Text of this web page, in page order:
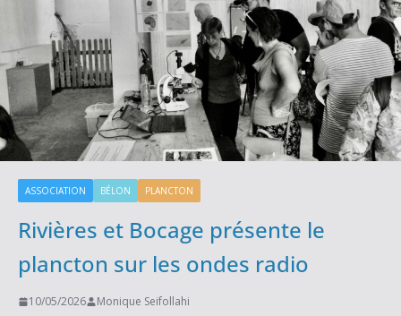
ASSOCIATION BÉLON PLANCTON
Rivières et Bocage présente le
plancton sur les ondes radio
10/05/2026 Monique Seifollahi